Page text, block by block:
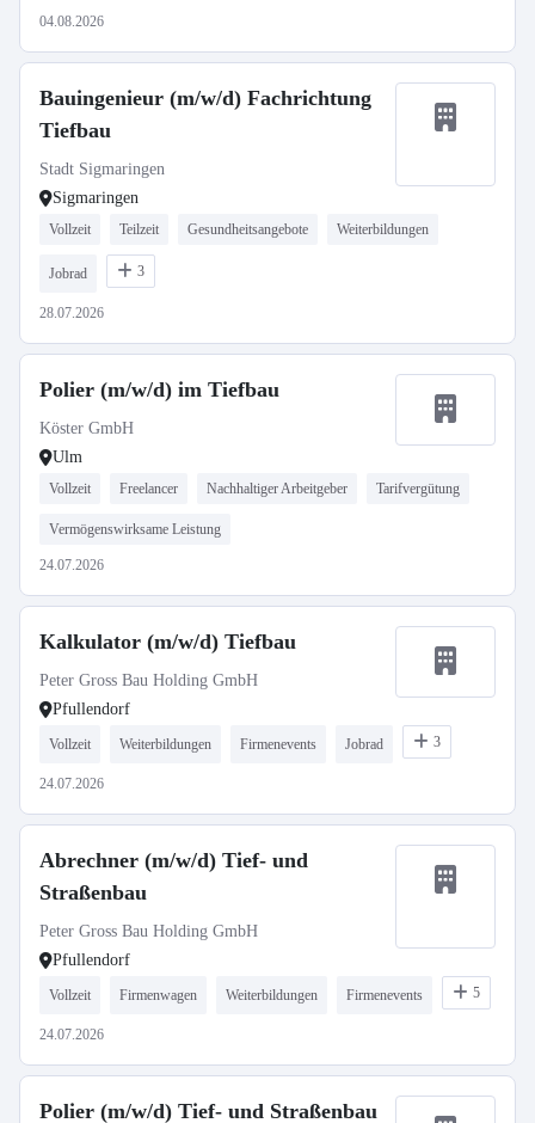
04.08.2026
Bauingenieur (m/w/d) Fachrichtung
Tiefbau
Stadt Sigmaringen
Sigmaringen
Vollzeit Teilzeit Gesundheitsangebote Weiterbildungen
Jobrad 3
28.07.2026
Polier (m/w/d) im Tiefbau
Köster GmbH
Ulm
Vollzeit Freelancer Nachhaltiger Arbeitgeber Tarifvergütung
Vermögenswirksame Leistung
24.07.2026
Kalkulator (m/w/d) Tiefbau
Peter Gross Bau Holding GmbH
Pfullendorf
Vollzeit Weiterbildungen Firmenevents Jobrad 3
24.07.2026
Abrechner (m/w/d) Tief- und
Straßenbau
Peter Gross Bau Holding GmbH
Pfullendorf
Vollzeit Firmenwagen Weiterbildungen Firmenevents 5
24.07.2026
Polier (m/w/d) Tief- und Straßenbau